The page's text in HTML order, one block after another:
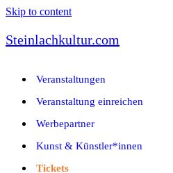
Skip to content
Steinlachkultur.com
Veranstaltungen
Veranstaltung einreichen
Werbepartner
Kunst & Künstler*innen
Tickets